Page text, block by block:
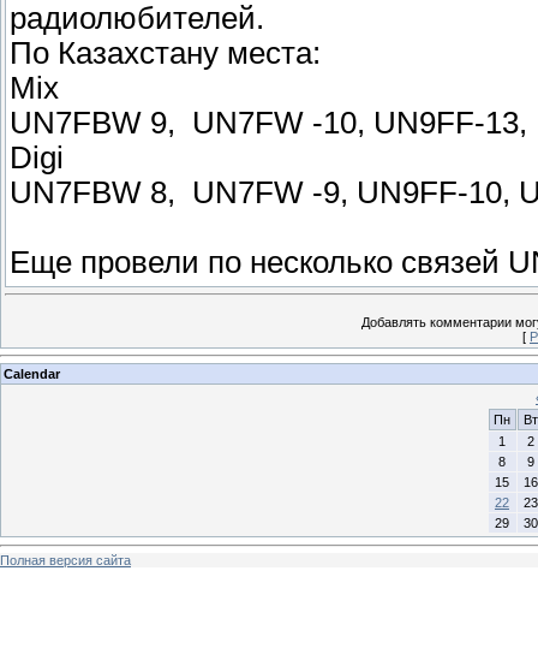
радиолюбителей.
По Казахстану места:
Mix
UN7FBW 9, UN7FW -10, UN9FF-13,
Digi
UN7FBW 8, UN7FW -9, UN9FF-10,
Еще провели по несколько связей
Добавлять комментарии
[
Calendar
Пн
Вт
1
2
8
9
15
16
22
23
29
30
Полная версия сайта